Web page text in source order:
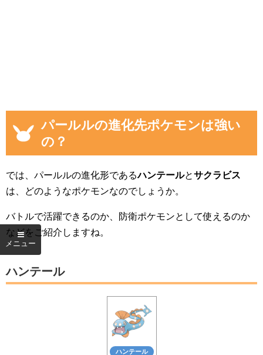
パールルの進化先ポケモンは強い
の？
では、パールルの進化形であるハンテールとサクラビス
は、どのようなポケモンなのでしょうか。
バトルで活躍できるのか、防衛ポケモンとして使えるのか
などをご紹介しますね。
ハンテール
ハンテール